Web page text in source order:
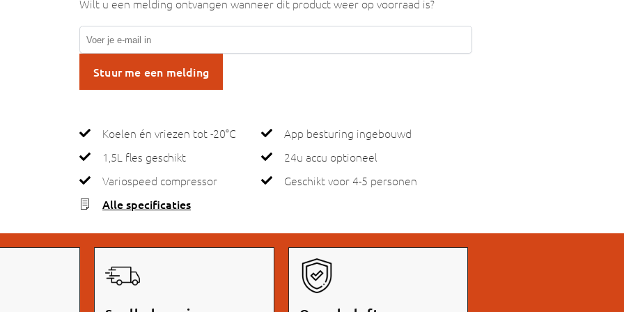
Wilt u een melding ontvangen wanneer dit product weer op voorraad is?
Stuur me een melding
Koelen én vriezen tot -20°C
App besturing ingebouwd
1,5L fles geschikt
24u accu optioneel
Variospeed compressor
Geschikt voor 4-5 personen
Alle specificaties